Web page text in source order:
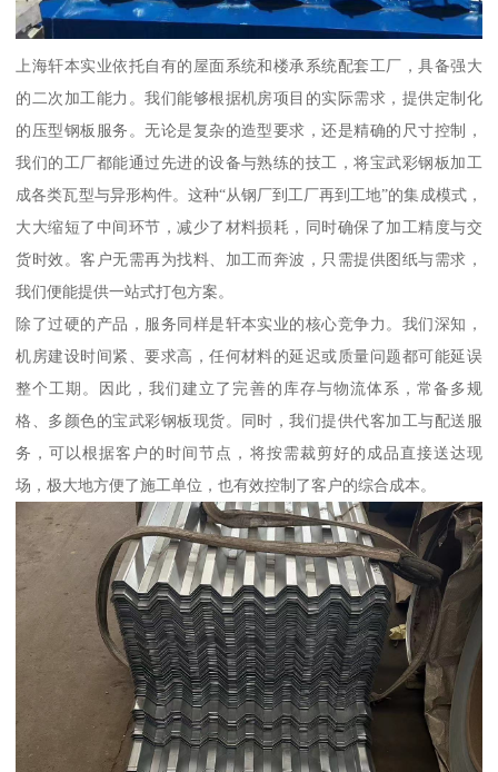
上海轩本实业依托自有的屋面系统和楼承系统配套工厂，具备强大
的二次加工能力。我们能够根据机房项目的实际需求，提供定制化
的压型钢板服务。无论是复杂的造型要求，还是精确的尺寸控制，
我们的工厂都能通过先进的设备与熟练的技工，将宝武彩钢板加工
成各类瓦型与异形构件。这种“从钢厂到工厂再到工地”的集成模式，
大大缩短了中间环节，减少了材料损耗，同时确保了加工精度与交
货时效。客户无需再为找料、加工而奔波，只需提供图纸与需求，
我们便能提供一站式打包方案。
除了过硬的产品，服务同样是轩本实业的核心竞争力。我们深知，
机房建设时间紧、要求高，任何材料的延迟或质量问题都可能延误
整个工期。因此，我们建立了完善的库存与物流体系，常备多规
格、多颜色的宝武彩钢板现货。同时，我们提供代客加工与配送服
务，可以根据客户的时间节点，将按需裁剪好的成品直接送达现
场，极大地方便了施工单位，也有效控制了客户的综合成本。